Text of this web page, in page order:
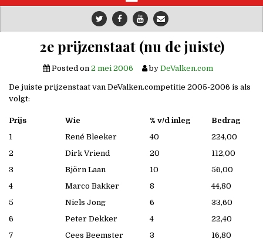
2e prijzenstaat (nu de juiste)
Posted on 2 mei 2006 by DeValken.com
De juiste prijzenstaat van DeValken.competitie 2005-2006 is als
volgt:
Prijs Wie % v/d inleg
Bedrag
1
René Bleeker 40
224,00
2
Dirk Vriend 20
112,00
3
Björn Laan 10
56,00
4
Marco Bakker 8
44,80
5
Niels Jong 6
33,60
6
Peter Dekker 4
22,40
7
Cees Beemster 3
16,80